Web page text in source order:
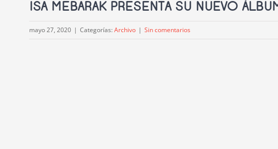
ISA MEBARAK PRESENTA SU NUEVO
mayo 27, 2020 | Categorías: Archivo | Sin comentarios